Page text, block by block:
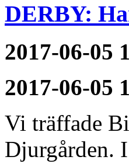
DERBY:
2017-06-05
2017-06-05
Vi träffade
Djurgården.